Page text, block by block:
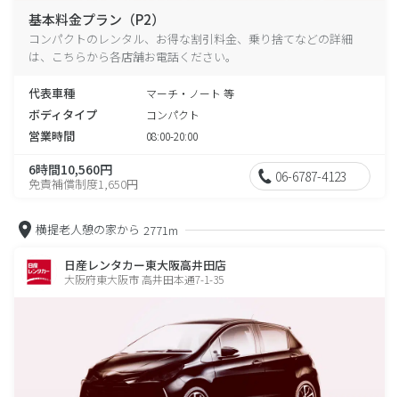
基本料金プラン（P2）
コンパクトのレンタル、お得な割引料金、乗り捨てなどの詳細
は、こちらから各店舗お電話ください。
代表車種 マーチ・ノート 等
ボディタイプ コンパクト
営業時間 08:00-20:00
6時間10,560円
免責補償制度1,650円 06-6787-4123
横提老人憩の家から 2771m
日産レンタカー東大阪高井田店
大阪府東大阪市 高井田本通7-1-35